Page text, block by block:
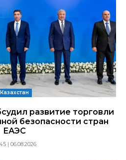
Казахстан
развитие торговли
безопасности стран
ЕАЭС
| 06.08.2026